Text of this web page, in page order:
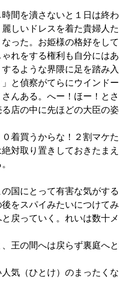
間を潰さないと１日は終わ
しいドレスを着た貴婦人
った。お姫様の格好をし
れをする権利も自分には
るような界隈に足を踏み
と偵察がてらにウインド
んある。へー！ほー！と
店の中に先ほどの大臣の
着買うからな！２割マケ
対取り置きしておきたま
国にとって有害な気がす
をスパイみたいにつけてみ
戻っていく。れいは数十
王の間へは戻らず裏庭へ
気（ひとけ）のまったく